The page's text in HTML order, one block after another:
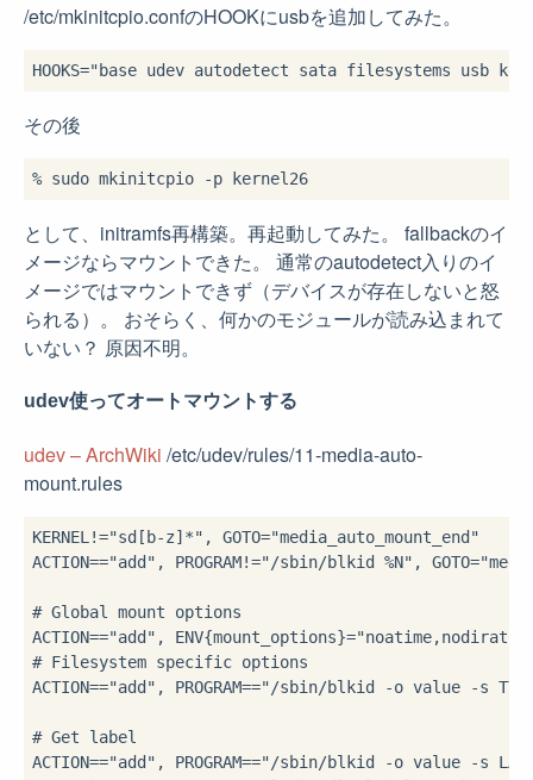
/etc/mkinitcpio.confのHOOKにusbを追加してみた。
その後
として、initramfs再構築。再起動してみた。 fallbackのイ
メージならマウントできた。 通常のautodetect入りのイ
メージではマウントできず（デバイスが存在しないと怒
られる）。 おそらく、何かのモジュールが読み込まれて
いない？ 原因不明。
udev使ってオートマウントする
udev – ArchWiki /etc/udev/rules/11-media-auto-
mount.rules
KERNEL!="sd[b-z]*", GOTO="media_auto_mount_end"
ACTION=="add", PROGRAM!="/sbin/blkid %N",
# Global mount options
ACTION=="add",
# Filesystem specific options
ACTION=="add", PROGRAM=="/sbin/blkid -o value -s
# Get label
ACTION=="add", PROGRAM=="/sbin/blkid -o value -s